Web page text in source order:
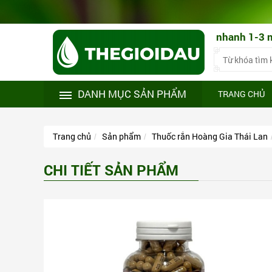
theo đúng nhu cầu! Giao hàng nhanh 1-3 ngày toàn
DANH MỤC SẢN PHẨM TRANG CHỦ
Trang chủ Sản phẩm Thuốc rắn Hoàng Gia Thái Lan
CHI TIẾT SẢN PHẨM